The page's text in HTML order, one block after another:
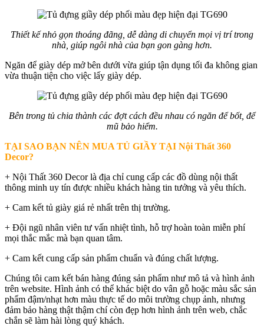
Thiết kế nhỏ gọn thoáng đãng, dễ dàng di chuyển mọi vị trí trong
nhà, giúp ngôi nhà của bạn gon gàng hơn.
Ngăn để giày dép mở bên dưới vừa giúp tận dụng tối đa không gian
vừa thuận tiện cho việc lấy giày dép.
Bên trong tủ chia thành các đợt cách đều nhau có ngăn để bốt, để
mũ bảo hiểm.
TẠI SAO BẠN NÊN MUA TỦ GIẦY TẠI Nội Thất 360
Decor?
+ Nội Thất 360 Decor là địa chỉ cung cấp các đồ dùng nội thất
thông minh uy tín được nhiều khách hàng tin tưởng và yêu thích.
+ Cam kết tủ giày giá rẻ nhất trên thị trường.
+ Đội ngũ nhân viên tư vấn nhiệt tình, hỗ trợ hoàn toàn miễn phí
mọi thắc mắc mà bạn quan tâm.
+ Cam kết cung cấp sản phẩm chuẩn và đúng chất lượng.
Chúng tôi cam kết bán hàng đúng sản phẩm như mô tả và hình ảnh
trên website. Hình ảnh có thể khác biệt do vân gỗ hoặc màu sắc sản
phẩm đậm/nhạt hơn màu thực tế do môi trường chụp ảnh, nhưng
đảm bảo hàng thật thậm chí còn đẹp hơn hình ảnh trên web, chắc
chắn sẽ làm hài lòng quý khách.